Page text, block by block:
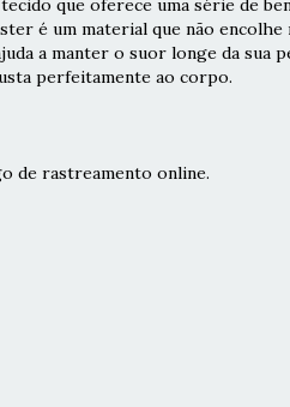
que oferece uma série de
é um material que não encolhe
a manter o suor longe da sua
perfeitamente ao corpo.
de rastreamento online.